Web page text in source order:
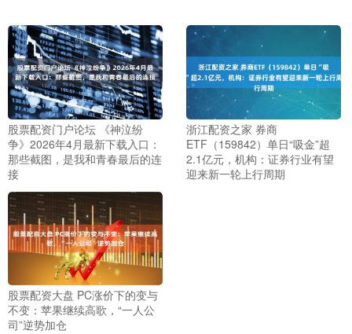
股票配资门户论坛 《神泣纷
争》2026年4月最新下载入口：
那些截图，是我和青春最后的连
接
浙江配资之家 券商
ETF（159842）单日“吸金”超
2.1亿元，机构：证券行业有望
迎来新一轮上行周期
股票配资大盘 PC涨价下的变与
不变：苹果继续高歌，“一人公
司”逆势加仓